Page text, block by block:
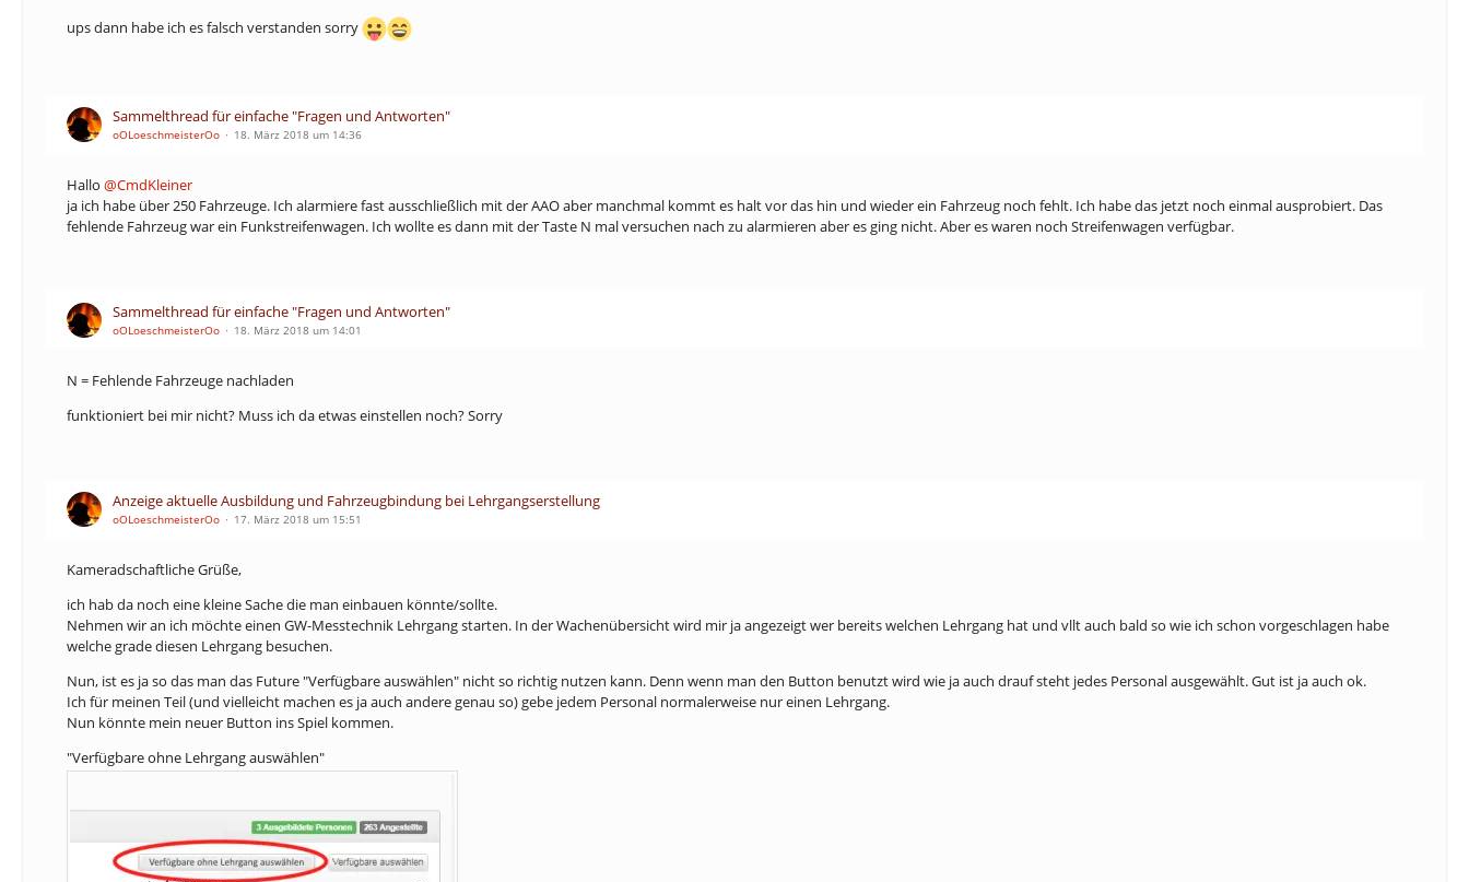
ups dann habe ich es falsch verstanden sorry
Sammelthread für einfache "Fragen und Antworten"
oOLoeschmeisterOo 18. März 2018 um 14:36
Hallo @CmdKleiner
ja ich habe über 250 Fahrzeuge. Ich alarmiere fast ausschließlich mit der AAO aber manchmal kommt es halt vor das hin und wieder ein Fahrzeug noch fehlt. Ich habe das jetzt noch einmal ausprobiert. Das
fehlende Fahrzeug war ein Funkstreifenwagen. Ich wollte es dann mit der Taste N mal versuchen nach zu alarmieren aber es ging nicht. Aber es waren noch Streifenwagen verfügbar.
Sammelthread für einfache "Fragen und Antworten"
oOLoeschmeisterOo 18. März 2018 um 14:01
N = Fehlende Fahrzeuge nachladen
funktioniert bei mir nicht? Muss ich da etwas einstellen noch? Sorry
Anzeige aktuelle Ausbildung und Fahrzeugbindung bei Lehrgangserstellung
oOLoeschmeisterOo 17. März 2018 um 15:51
Kameradschaftliche Grüße,
ich hab da noch eine kleine Sache die man einbauen könnte/sollte.
Nehmen wir an ich möchte einen GW-Messtechnik Lehrgang starten. In der Wachenübersicht wird mir ja angezeigt wer bereits welchen Lehrgang hat und vllt auch bald so wie ich schon vorgeschlagen habe
welche grade diesen Lehrgang besuchen.
Nun, ist es ja so das man das Future "Verfügbare auswählen" nicht so richtig nutzen kann. Denn wenn man den Button benutzt wird wie ja auch drauf steht jedes Personal ausgewählt. Gut ist ja auch ok.
Ich für meinen Teil (und vielleicht machen es ja auch andere genau so) gebe jedem Personal normalerweise nur einen Lehrgang.
Nun könnte mein neuer Button ins Spiel kommen.
"Verfügbare ohne Lehrgang auswählen"